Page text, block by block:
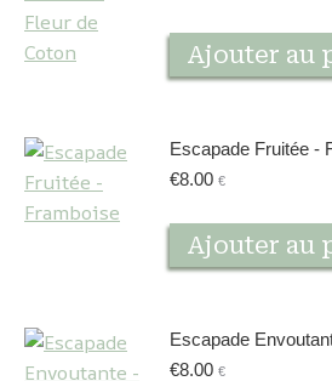
Ajouter au
Escapade Fruitée -
€8.00 €
Ajouter au
Escapade
€8.00 €